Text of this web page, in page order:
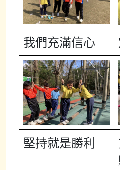
我們充滿信心
堅持就是勝利